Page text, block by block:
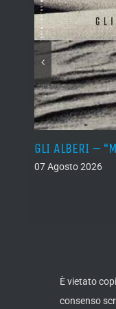
GLI ALBERI –
07 Agosto 2026
È vietato
consenso